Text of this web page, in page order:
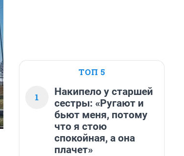
ТОП 5
1
Накипело у старшей
сестры: «Ругают и
бьют меня, потому
что я стою
спокойная, а она
плачет»